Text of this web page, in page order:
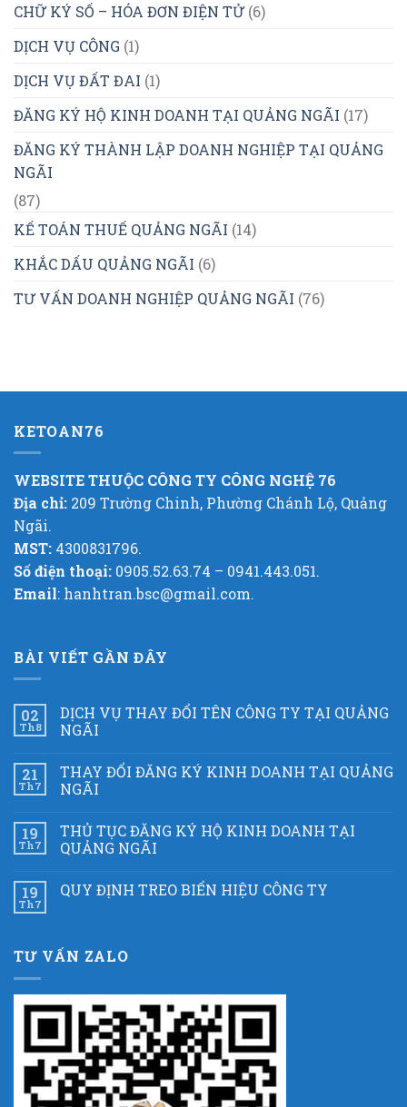
CHỮ KÝ SỐ – HÓA ĐƠN ĐIỆN TỬ(6)
DỊCH VỤ CÔNG (1)
DỊCH VỤ ĐẤT ĐAI (1)
ĐĂNG KÝ HỘ KINH DOANH TẠI QUẢNG NGÃI (17)
ĐĂNG KÝ THÀNH LẬP DOANH NGHIỆP TẠI QUẢNG
NGÃI
(87)
KẾ TOÁN THUẾ QUẢNG NGÃI (14)
KHẮC DẤU QUẢNG NGÃI (6)
TƯ VẤN DOANH NGHIỆP QUẢNG NGÃI (76)
KETOAN76
WEBSITE THUỘC CÔNG TY CÔNG NGHỆ 76
Địa chỉ: 209 Trường Chinh, Phường Chánh Lộ, Quảng
Ngãi.
MST: 4300831796.
Số điện thoại: 0905.52.63.74 – 0941.443.051.
Email: hanhtran.bsc@gmail.com.
BÀI VIẾT GẦN ĐÂY
02
Th8
DỊCH VỤ THAY ĐỔI TÊN CÔNG TY TẠI QUẢNG
NGÃI
21
Th7
THAY ĐỔI ĐĂNG KÝ KINH DOANH TẠI QUẢNG
NGÃI
19
Th7
THỦ TỤC ĐĂNG KÝ HỘ KINH DOANH TẠI
QUẢNG NGÃI
19
Th7
QUY ĐỊNH TREO BIỂN HIỆU CÔNG TY
TƯ VẤN ZALO